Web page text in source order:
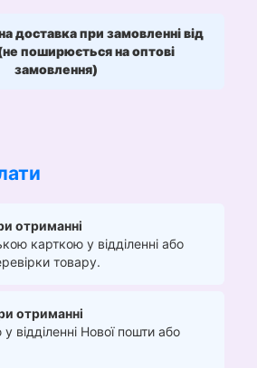
доставка при замовленні від
поширюється на оптові
замовлення)
отриманні
карткою у відділенні або
товару.
отриманні
відділенні Нової пошти або